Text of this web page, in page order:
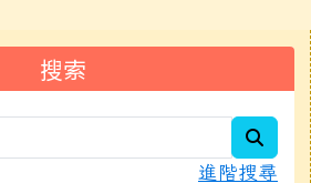
搜索
進階搜尋